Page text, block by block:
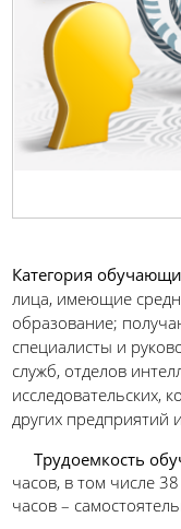
Категория
лица, имеющие
образование;
специалисты и
служб, отделов
исследовательских,
других предприятий
Трудоемкость
часов, в том числе
часов –